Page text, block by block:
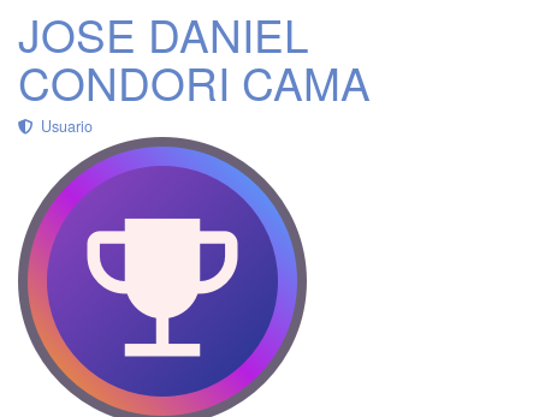
JOSE DANIEL
CONDORI CAMA
Usuario